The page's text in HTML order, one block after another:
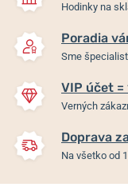
Hodinky na
Poradia
Sme
VIP účet =
Verných
Doprava
Na všetko od